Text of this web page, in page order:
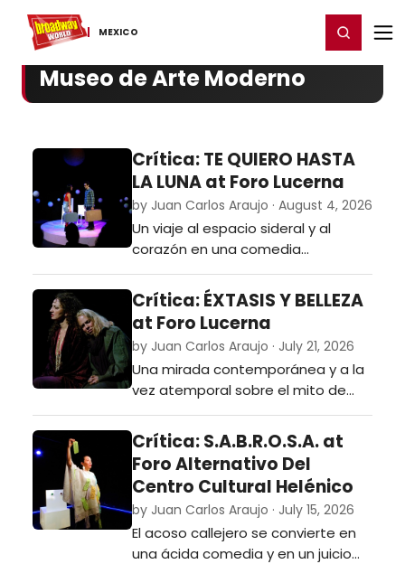
MEXICO
Home For You Register/Login
Museo de Arte Moderno
Crítica: TE QUIERO HASTA
LA LUNA at Foro Lucerna
by Juan Carlos Araujo · August 4, 2026
Un viaje al espacio sideral y al
corazón en una comedia
romántica entre dos amigos de
infancia que de adultos
encontraron respuestas en un
helecho y en un satelite planetario.
…
Crítica: ÉXTASIS Y BELLEZA
at Foro Lucerna
by Juan Carlos Araujo · July 21, 2026
Una mirada contemporánea y a la
vez atemporal sobre el mito de
Helena desde la venganza
femenina.…
Crítica: S.A.B.R.O.S.A. at
Foro Alternativo Del
Centro Cultural Helénico
by Juan Carlos Araujo · July 15, 2026
El acoso callejero se convierte en
una ácida comedia y en un juicio